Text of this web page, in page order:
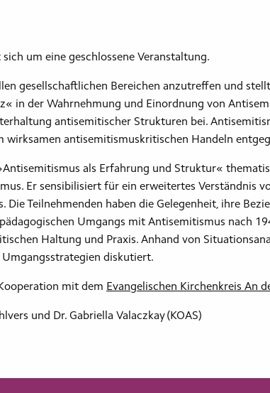
sich um eine geschlossene Veranstaltung.
gesellschaftlichen Bereichen anzutreffen und
in der Wahrnehmung und Einordnung von
antisemitischer Strukturen bei.
wirksamen antisemitismuskritischen Handeln
als Erfahrung und Struktur«
Er sensibilisiert für ein erweitertes Verständnis
Die Teilnehmenden haben die Gelegenheit, ihre
Umgangs mit Antisemitismus nach
Haltung und Praxis. Anhand von
diskutiert.
mit dem Evangelischen Kirchenkreis An
und Dr. Gabriella Valaczkay (KOAS)